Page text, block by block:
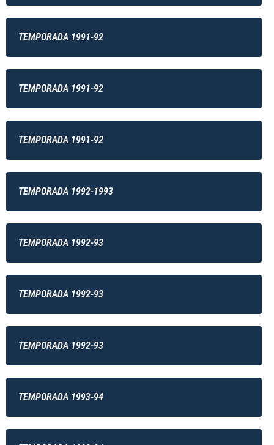
TEMPORADA 1991-92
TEMPORADA 1991-92
TEMPORADA 1991-92
TEMPORADA 1992-1993
TEMPORADA 1992-93
TEMPORADA 1992-93
TEMPORADA 1992-93
TEMPORADA 1993-94